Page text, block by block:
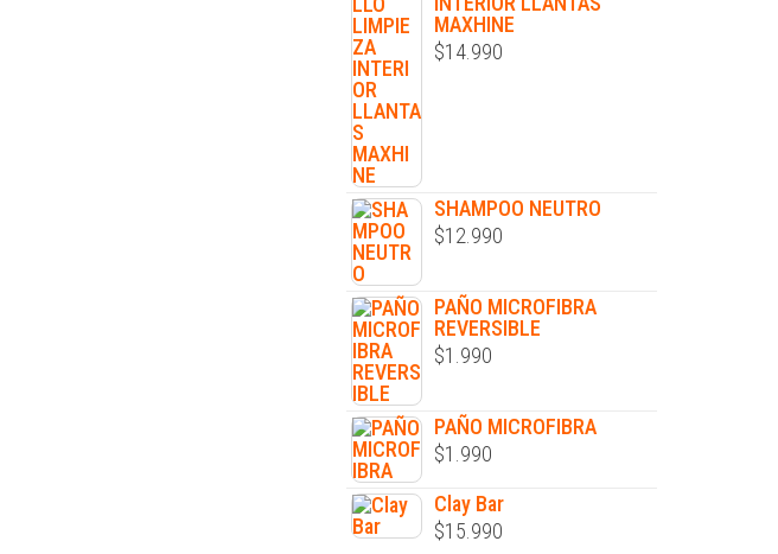
MAXHINE
$14.990
SHAMPOO NEUTRO
$12.990
PAÑO MICROFIBRA
REVERSIBLE
$1.990
PAÑO MICROFIBRA
$1.990
Clay Bar
$15.990